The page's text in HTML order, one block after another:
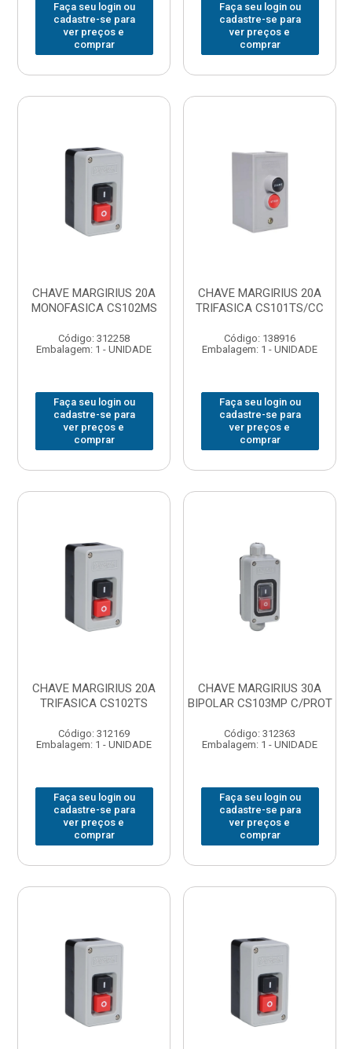
Faça seu login ou
cadastre-se para
ver preços e
comprar
Faça seu login ou
cadastre-se para
ver preços e
comprar
CHAVE MARGIRIUS 20A
MONOFASICA CS102MS
Código: 312258
Embalagem: 1 - UNIDADE
Faça seu login ou
cadastre-se para
ver preços e
comprar
CHAVE MARGIRIUS 20A
TRIFASICA CS101TS/CC
Código: 138916
Embalagem: 1 - UNIDADE
Faça seu login ou
cadastre-se para
ver preços e
comprar
CHAVE MARGIRIUS 20A
TRIFASICA CS102TS
Código: 312169
Embalagem: 1 - UNIDADE
Faça seu login ou
cadastre-se para
ver preços e
comprar
CHAVE MARGIRIUS 30A
BIPOLAR CS103MP C/PROT
Código: 312363
Embalagem: 1 - UNIDADE
Faça seu login ou
cadastre-se para
ver preços e
comprar